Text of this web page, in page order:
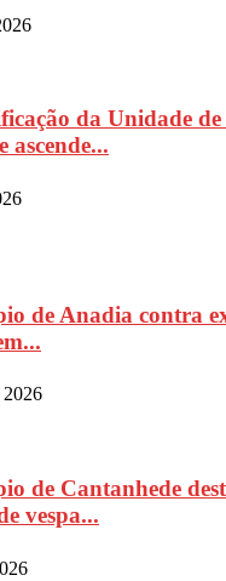
da Unidade de
ascende...
de Anadia contra
de Cantanhede
vespa...